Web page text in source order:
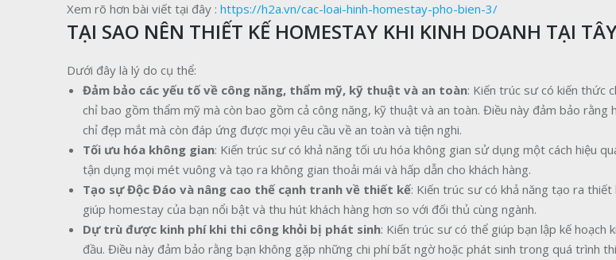
Xem rõ hơn bài viết tại đây : https://h2a.vn/cac-loai-hinh-homestay-pho-bien-3/
TẠI SAO NÊN THIẾT KẾ HOMESTAY KHI KINH DOANH TẠI
Dưới đây là lý do cụ thể:
Đảm bảo các yếu tố về công năng, thẩm mỹ, kỹ thuật và an toàn: Kiến trúc sư có kiến thức
chỉ bao gồm thẩm mỹ mà còn bao gồm cả công năng, kỹ thuật và an toàn. Điều này đảm bảo rằng
chỉ đẹp mắt mà còn đáp ứng được mọi yêu cầu về an toàn và tiện nghi.
Tối ưu hóa không gian: Kiến trúc sư có khả năng tối ưu hóa không gian sử dụng một cách hiệu
tận dụng mọi mét vuông và tạo ra không gian thoải mái và hấp dẫn cho khách hàng.
Tạo sự Độc Đáo và nâng cao thế cạnh tranh về thiết kế: Kiến trúc sư có khả năng tạo ra
giúp homestay của bạn nổi bật và thu hút khách hàng hơn so với đối thủ cùng ngành.
Dự trù được kinh phí khi thi công khỏi bị phát sinh: Kiến trúc sư có thể giúp bạn lập kế hoạch
đầu. Điều này đảm bảo rằng bạn không gặp những chi phí bất ngờ hoặc phát sinh trong quá trình